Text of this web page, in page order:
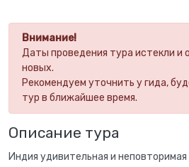
Внимание!
Даты проведения тура истекли и
новых.
Рекомендуем уточнить у гида,
тур в ближайшее время.
Описание тура
Индия удивительная и